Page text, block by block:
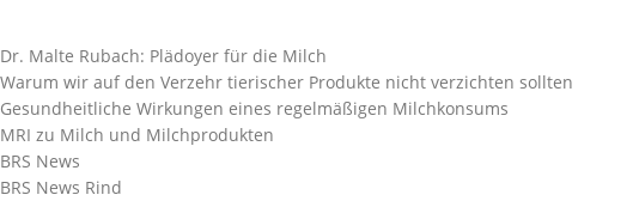
Dr. Malte Rubach: Plädoyer für die Milch
Warum wir auf den Verzehr tierischer Produkte nicht verzichten sollten
Gesundheitliche Wirkungen eines regelmäßigen Milchkonsums
MRI zu Milch und Milchprodukten
BRS News
BRS News Rind